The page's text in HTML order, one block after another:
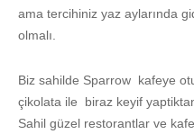
ama tercihiniz yaz aylarında
olmalı.
Biz sahilde Sparrow kafeye
çikolata ile biraz keyif
Sahil güzel restorantlar ve